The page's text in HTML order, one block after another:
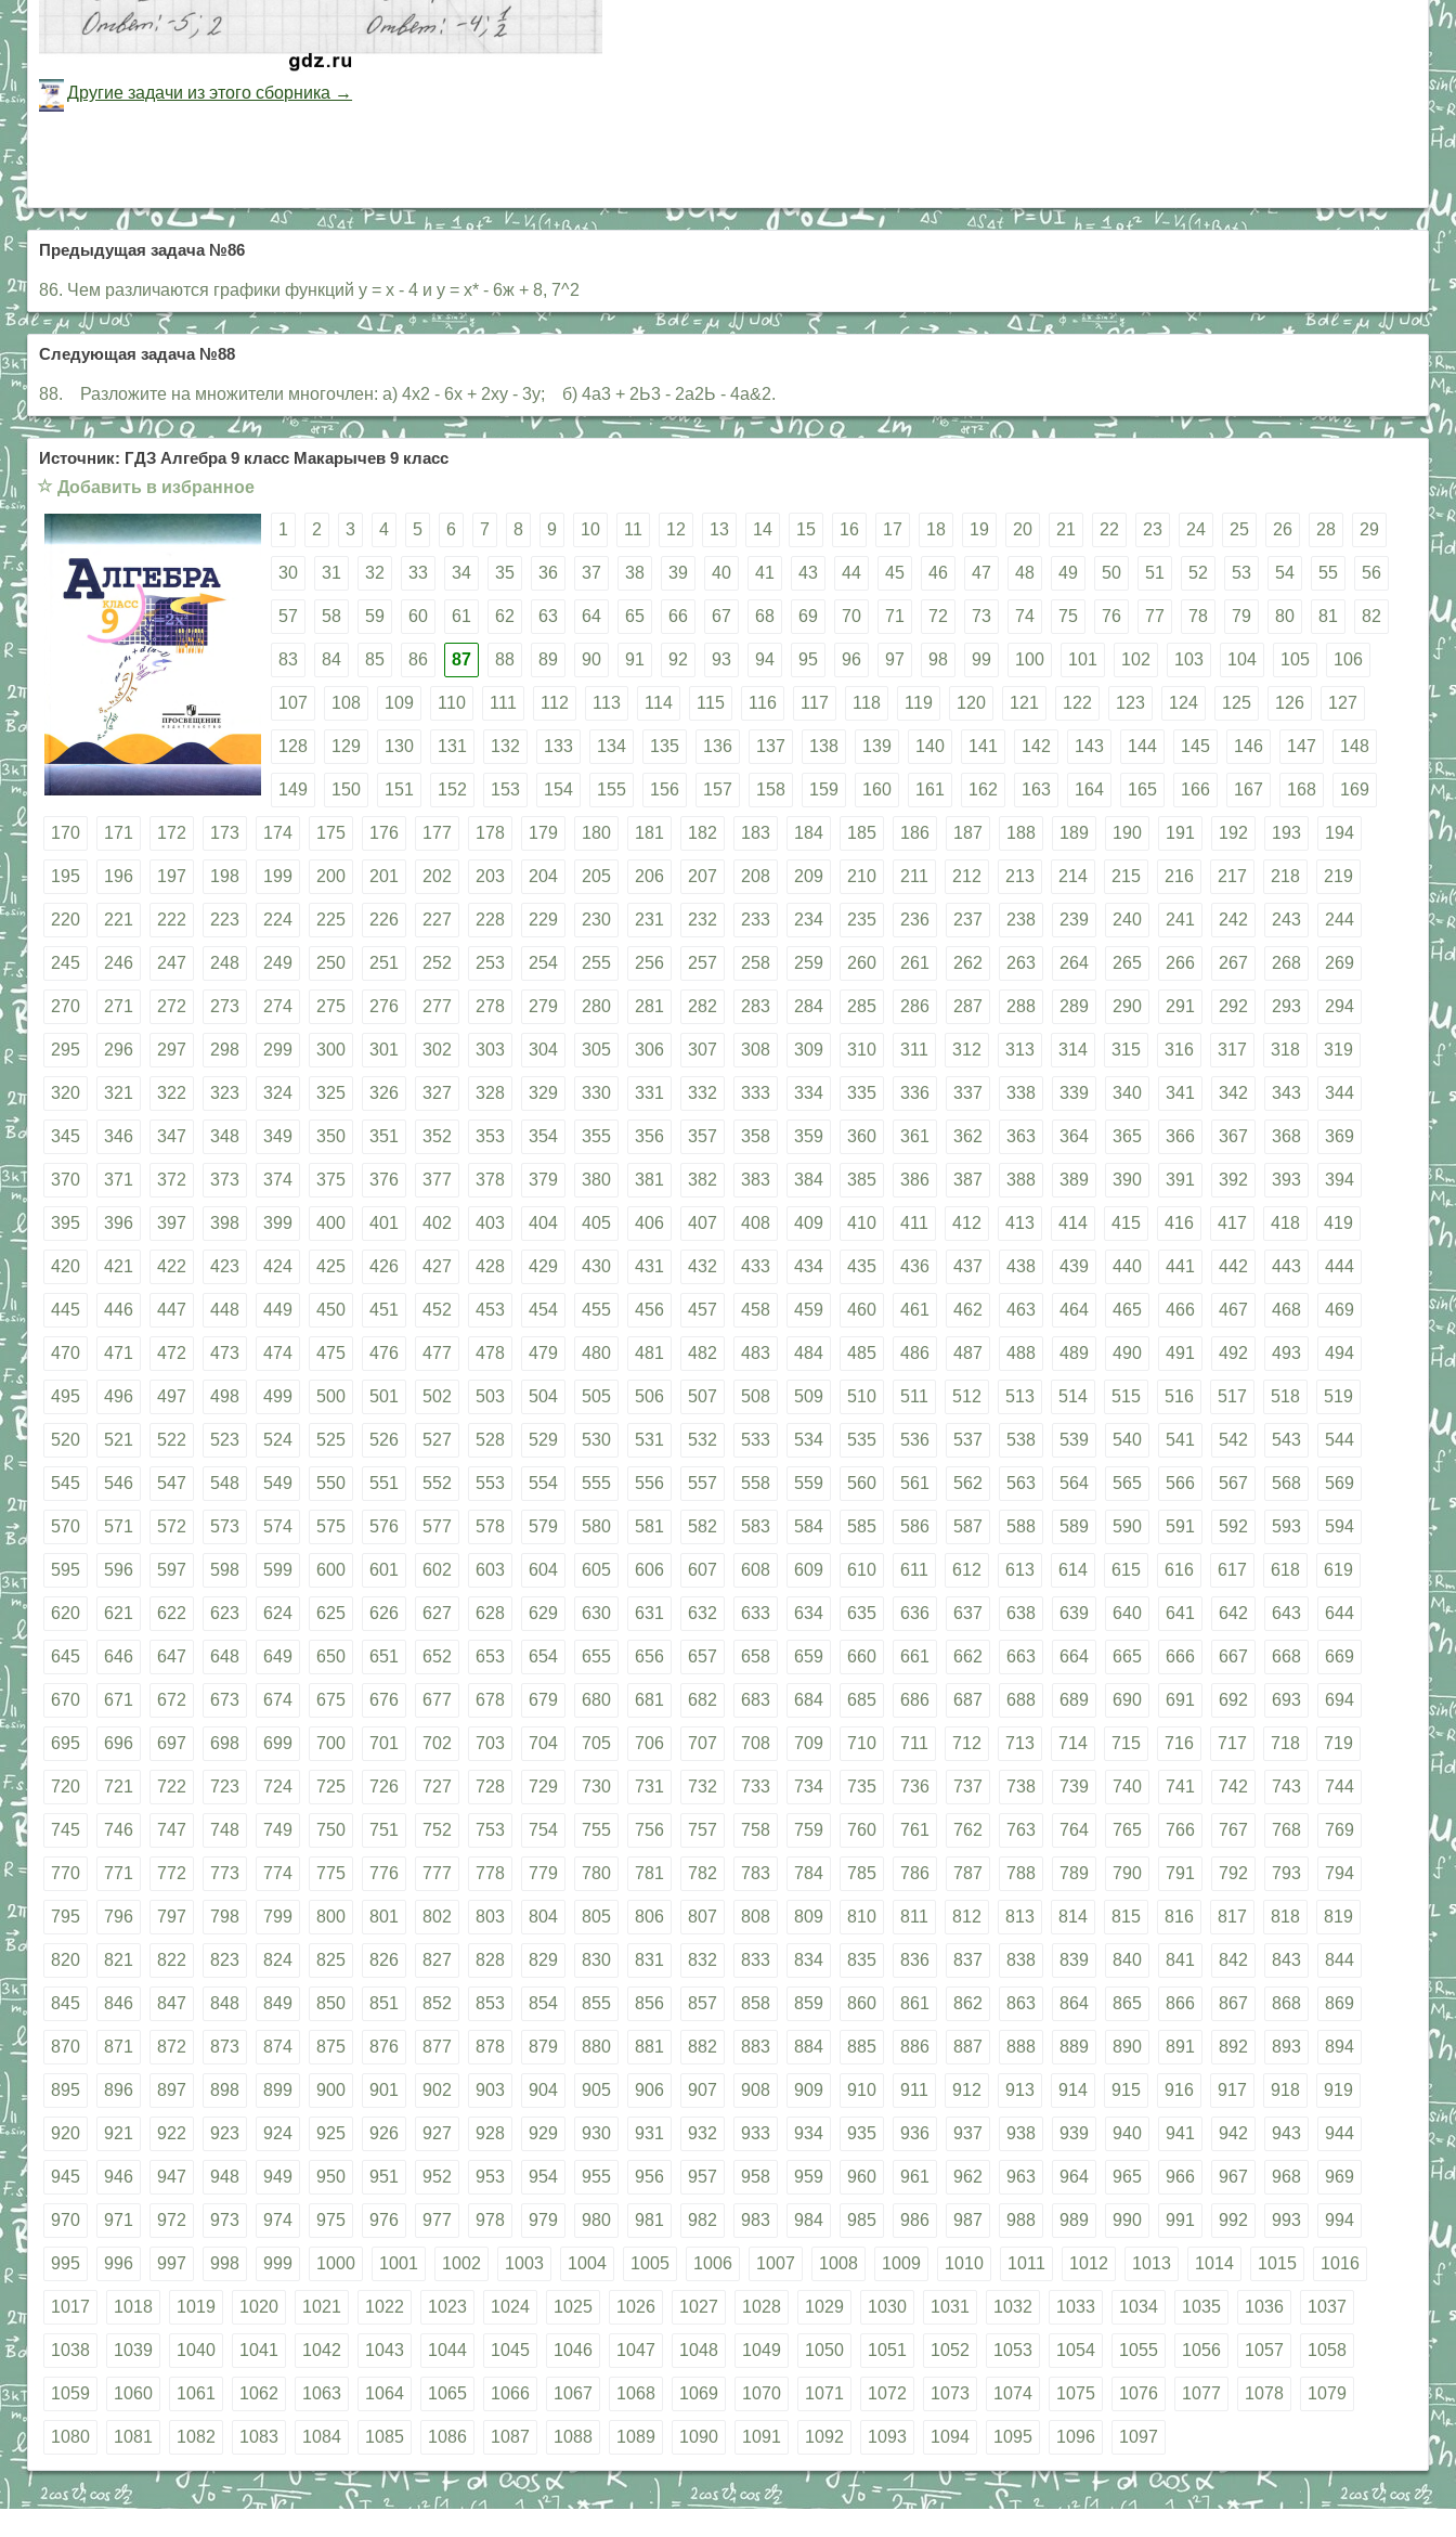
Другие задачи из этого сборника →
Предыдущая задача №86
86. Чем различаются графики функций у = х - 4 и у = х* - 6ж + 8, 7^2
Следующая задача №88
88. Разложите на множители многочлен: а) 4х2 - 6х + 2ху - 3у; б) 4а3 + 2Ь3 - 2а2Ь - 4а&2.
Источник: ГДЗ Алгебра 9 класс Макарычев 9 класс
☆ Добавить в избранное
1 2 3 4 5 6 7 8 9 10 11 12 13 14 15 16 17 18 19 20 21 22 23 24 25 26 28 29
30 31 32 33 34 35 36 37 38 39 40 41 43 44 45 46 47 48 49 50 51 52 53 54 55 56
57 58 59 60 61 62 63 64 65 66 67 68 69 70 71 72 73 74 75 76 77 78 79 80 81 82
83 84 85 86 87 88 89 90 91 92 93 94 95 96 97 98 99 100 101 102 103 104 105 106
107 108 109 110 111 112 113 114 115 116 117 118 119 120 121 122 123 124 125 126 127
128 129 130 131 132 133 134 135 136 137 138 139 140 141 142 143 144 145 146 147 148
149 150 151 152 153 154 155 156 157 158 159 160 161 162 163 164 165 166 167 168 169
170 171 172 173 174 175 176 177 178 179 180 181 182 183 184 185 186 187 188 189 190 191 192 193 194
195 196 197 198 199 200 201 202 203 204 205 206 207 208 209 210 211 212 213 214 215 216 217 218 219
220 221 222 223 224 225 226 227 228 229 230 231 232 233 234 235 236 237 238 239 240 241 242 243 244
245 246 247 248 249 250 251 252 253 254 255 256 257 258 259 260 261 262 263 264 265 266 267 268 269
270 271 272 273 274 275 276 277 278 279 280 281 282 283 284 285 286 287 288 289 290 291 292 293 294
295 296 297 298 299 300 301 302 303 304 305 306 307 308 309 310 311 312 313 314 315 316 317 318 319
320 321 322 323 324 325 326 327 328 329 330 331 332 333 334 335 336 337 338 339 340 341 342 343 344
345 346 347 348 349 350 351 352 353 354 355 356 357 358 359 360 361 362 363 364 365 366 367 368 369
370 371 372 373 374 375 376 377 378 379 380 381 382 383 384 385 386 387 388 389 390 391 392 393 394
395 396 397 398 399 400 401 402 403 404 405 406 407 408 409 410 411 412 413 414 415 416 417 418 419
420 421 422 423 424 425 426 427 428 429 430 431 432 433 434 435 436 437 438 439 440 441 442 443 444
445 446 447 448 449 450 451 452 453 454 455 456 457 458 459 460 461 462 463 464 465 466 467 468 469
470 471 472 473 474 475 476 477 478 479 480 481 482 483 484 485 486 487 488 489 490 491 492 493 494
495 496 497 498 499 500 501 502 503 504 505 506 507 508 509 510 511 512 513 514 515 516 517 518 519
520 521 522 523 524 525 526 527 528 529 530 531 532 533 534 535 536 537 538 539 540 541 542 543 544
545 546 547 548 549 550 551 552 553 554 555 556 557 558 559 560 561 562 563 564 565 566 567 568 569
570 571 572 573 574 575 576 577 578 579 580 581 582 583 584 585 586 587 588 589 590 591 592 593 594
595 596 597 598 599 600 601 602 603 604 605 606 607 608 609 610 611 612 613 614 615 616 617 618 619
620 621 622 623 624 625 626 627 628 629 630 631 632 633 634 635 636 637 638 639 640 641 642 643 644
645 646 647 648 649 650 651 652 653 654 655 656 657 658 659 660 661 662 663 664 665 666 667 668 669
670 671 672 673 674 675 676 677 678 679 680 681 682 683 684 685 686 687 688 689 690 691 692 693 694
695 696 697 698 699 700 701 702 703 704 705 706 707 708 709 710 711 712 713 714 715 716 717 718 719
720 721 722 723 724 725 726 727 728 729 730 731 732 733 734 735 736 737 738 739 740 741 742 743 744
745 746 747 748 749 750 751 752 753 754 755 756 757 758 759 760 761 762 763 764 765 766 767 768 769
770 771 772 773 774 775 776 777 778 779 780 781 782 783 784 785 786 787 788 789 790 791 792 793 794
795 796 797 798 799 800 801 802 803 804 805 806 807 808 809 810 811 812 813 814 815 816 817 818 819
820 821 822 823 824 825 826 827 828 829 830 831 832 833 834 835 836 837 838 839 840 841 842 843 844
845 846 847 848 849 850 851 852 853 854 855 856 857 858 859 860 861 862 863 864 865 866 867 868 869
870 871 872 873 874 875 876 877 878 879 880 881 882 883 884 885 886 887 888 889 890 891 892 893 894
895 896 897 898 899 900 901 902 903 904 905 906 907 908 909 910 911 912 913 914 915 916 917 918 919
920 921 922 923 924 925 926 927 928 929 930 931 932 933 934 935 936 937 938 939 940 941 942 943 944
945 946 947 948 949 950 951 952 953 954 955 956 957 958 959 960 961 962 963 964 965 966 967 968 969
970 971 972 973 974 975 976 977 978 979 980 981 982 983 984 985 986 987 988 989 990 991 992 993 994
995 996 997 998 999 1000 1001 1002 1003 1004 1005 1006 1007 1008 1009 1010 1011 1012 1013 1014 1015 1016
1017 1018 1019 1020 1021 1022 1023 1024 1025 1026 1027 1028 1029 1030 1031 1032 1033 1034 1035 1036 1037
1038 1039 1040 1041 1042 1043 1044 1045 1046 1047 1048 1049 1050 1051 1052 1053 1054 1055 1056 1057 1058
1059 1060 1061 1062 1063 1064 1065 1066 1067 1068 1069 1070 1071 1072 1073 1074 1075 1076 1077 1078 1079
1080 1081 1082 1083 1084 1085 1086 1087 1088 1089 1090 1091 1092 1093 1094 1095 1096 1097